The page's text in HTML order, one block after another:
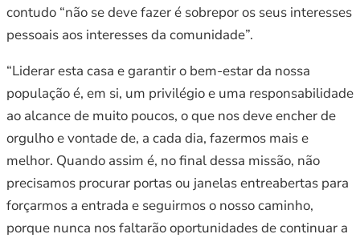
contudo “não se deve fazer é sobrepor os seus interesses
pessoais aos interesses da comunidade”.
“Liderar esta casa e garantir o bem-estar da nossa
população é, em si, um privilégio e uma responsabilidade
ao alcance de muito poucos, o que nos deve encher de
orgulho e vontade de, a cada dia, fazermos mais e
melhor. Quando assim é, no final dessa missão, não
precisamos procurar portas ou janelas entreabertas para
forçarmos a entrada e seguirmos o nosso caminho,
porque nunca nos faltarão oportunidades de continuar a